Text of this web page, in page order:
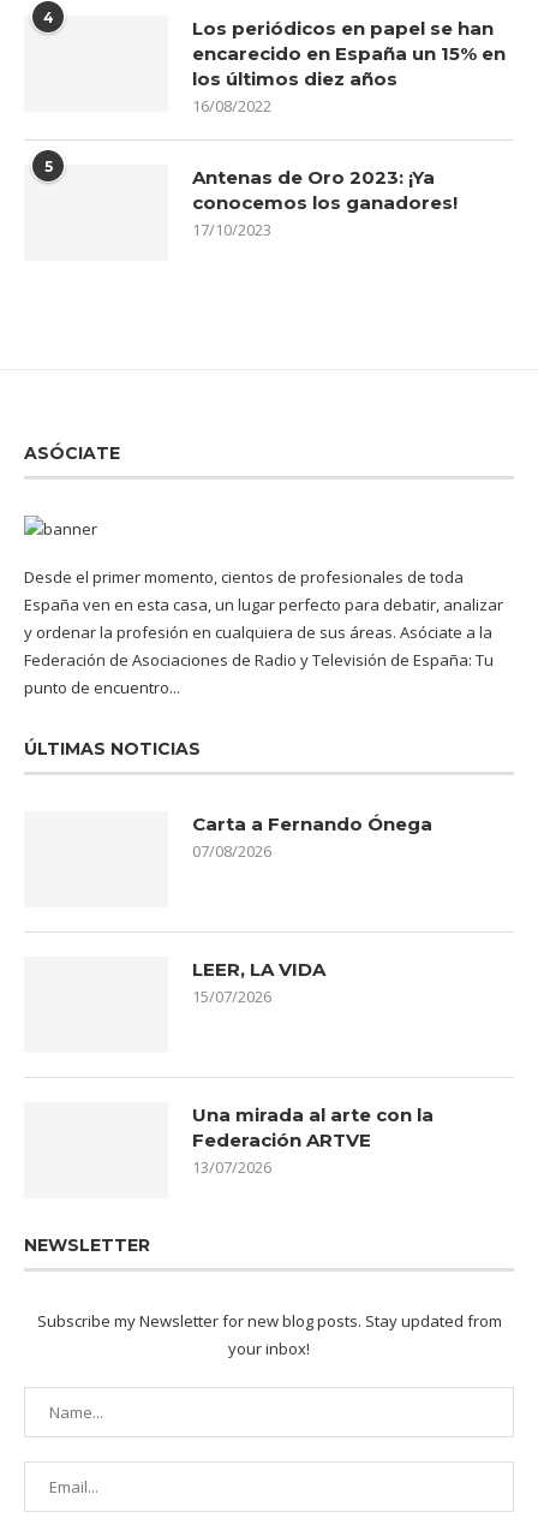
4
Los periódicos en papel se han
encarecido en España un 15% en
los últimos diez años
16/08/2022
5
Antenas de Oro 2023: ¡Ya
conocemos los ganadores!
17/10/2023
ASÓCIATE
Desde el primer momento, cientos de profesionales de toda
España ven en esta casa, un lugar perfecto para debatir, analizar
y ordenar la profesión en cualquiera de sus áreas. Asóciate a la
Federación de Asociaciones de Radio y Televisión de España: Tu
punto de encuentro...
ÚLTIMAS NOTICIAS
Carta a Fernando Ónega
07/08/2026
LEER, LA VIDA
15/07/2026
Una mirada al arte con la
Federación ARTVE
13/07/2026
NEWSLETTER
Subscribe my Newsletter for new blog posts. Stay updated from
your inbox!